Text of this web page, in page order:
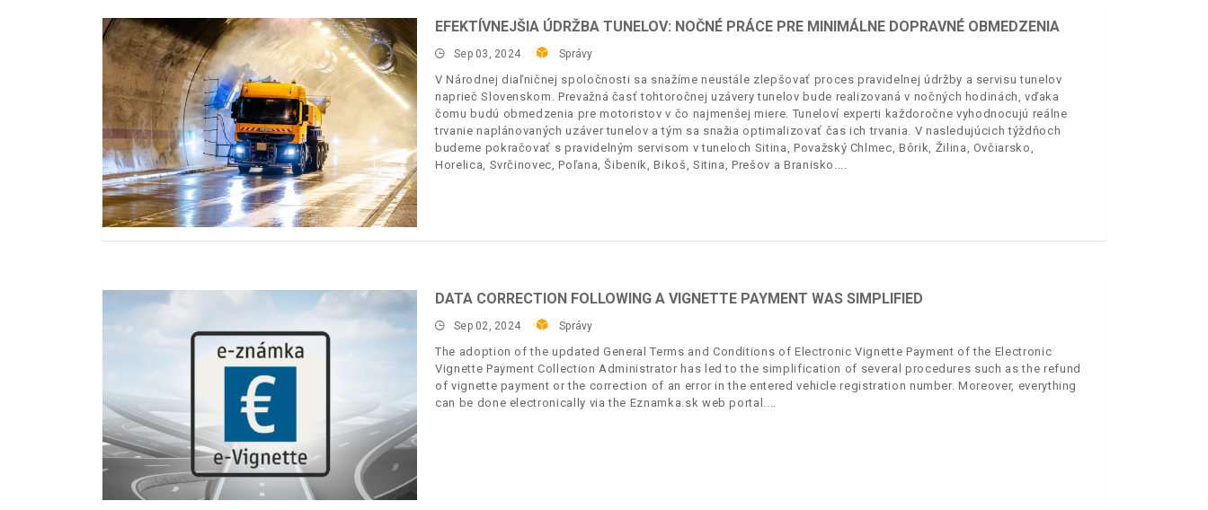
EFEKTÍVNEJŠIA ÚDRŽBA TUNELOV: NOČNÉ PRÁCE PRE MINIMÁLNE DOPRAVNÉ OBMEDZENIA
Sep 03, 2024 Správy
V Národnej diaľničnej spoločnosti sa snažíme neustále zlepšovať proces pravidelnej údržby a servisu tunelov
naprieč Slovenskom. Prevažná časť tohtoročnej uzávery tunelov bude realizovaná v nočných hodinách, vďaka
čomu budú obmedzenia pre motoristov v čo najmenšej miere. Tuneloví experti každoročne vyhodnocujú reálne
trvanie naplánovaných uzáver tunelov a tým sa snažia optimalizovať čas ich trvania. V nasledujúcich týždňoch
budeme pokračovať s pravidelným servisom v tuneloch Sitina, Považský Chlmec, Bôrik, Žilina, Ovčiarsko,
Horelica, Svrčinovec, Poľana, Šibenik, Bikoš, Sitina, Prešov a Branisko.
DATA CORRECTION FOLLOWING A VIGNETTE PAYMENT WAS SIMPLIFIED
Sep 02, 2024 Správy
The adoption of the updated General Terms and Conditions of Electronic Vignette Payment of the Electronic
Vignette Payment Collection Administrator has led to the simplification of several procedures such as the refund
of vignette payment or the correction of an error in the entered vehicle registration number. Moreover, everything
can be done electronically via the Eznamka.sk web portal.